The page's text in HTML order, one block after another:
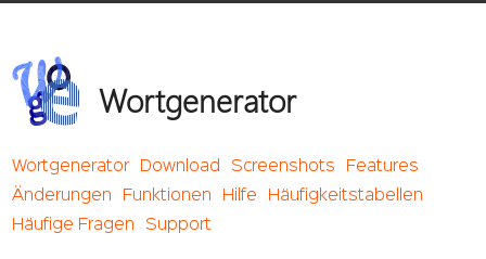
Wortgenerator
Wortgenerator Download Screenshots
Features
Änderungen
Funktionen Hilfe
Häufigkeitstabellen
Häufige Fragen
Support